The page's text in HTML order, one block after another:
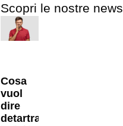
Scopri le nostre news
Cosa
vuol
dire
detartrasi?